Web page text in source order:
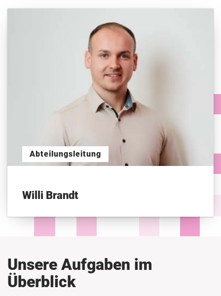
Abteilungsleitung
Willi Brandt
Unsere Aufgaben im
Überblick